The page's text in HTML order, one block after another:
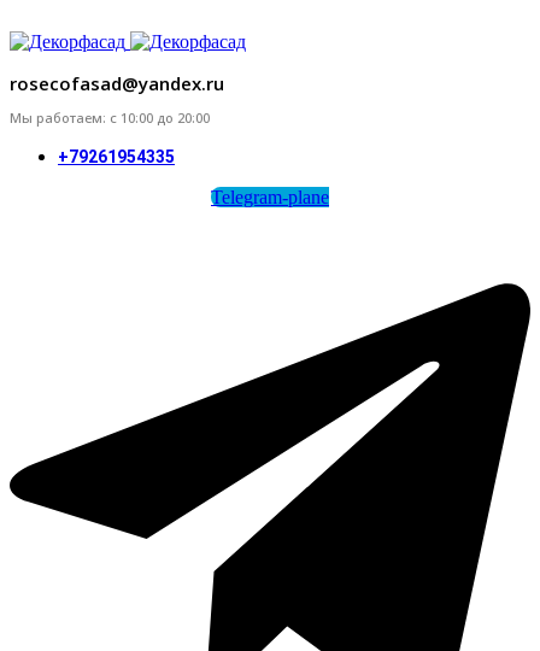
rosecofasad@yandex.ru
Мы работаем: с 10:00 до 20:00
+79261954335
Telegram-plane